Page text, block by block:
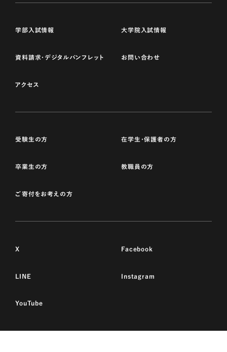
学部入試情報 大学院入試情報
資料請求・デジタルパンフレット お問い合わせ
アクセス
受験生の方 在学生・保護者の方
卒業生の方 教職員の方
ご寄付をお考えの方
X Facebook
LINE Instagram
YouTube